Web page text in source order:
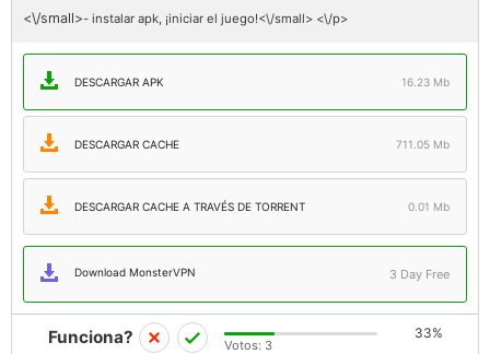
<\/small>- instalar apk, ¡iniciar el juego!<\/small> <\/p>
DESCARGAR APK 16.23 Mb
DESCARGAR CACHE 711.05 Mb
DESCARGAR CACHE A TRAVÉS DE TORRENT 0.01 Mb
Download MonsterVPN 3 Day Free
Funciona? 33%
Votos: 3